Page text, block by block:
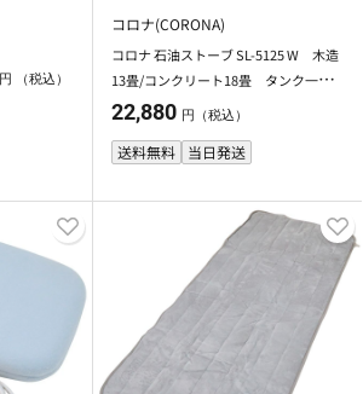
円 （税込）
コロナ(CORONA)
コロナ 石油ストーブ SL-5125 W 木造
13畳/コンクリート18畳 タンク一体
型
22,880 円（税込）
送料無料 当日発送